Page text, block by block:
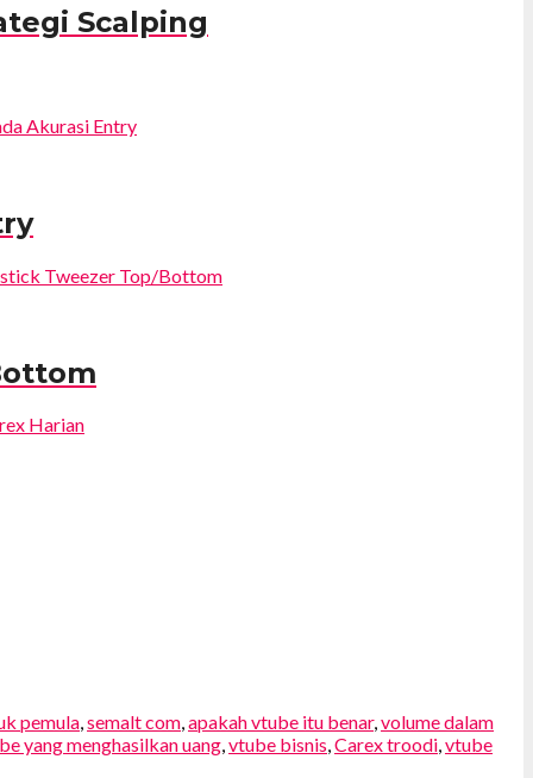
Scalping
pemula,semalt com,apakah vtube itu benar,volume dalam
yang menghasilkan uang,vtube bisnis,Carex troodi,vtube